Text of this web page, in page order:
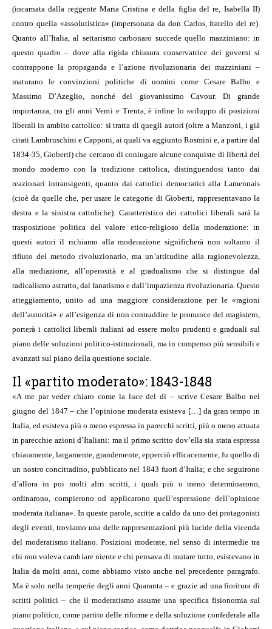
(incarnata dalla reggente Maria Cristina e della figlia del re, Isabella II)
contro quella «assolutistica» (impersonata da don Carlos, fratello del re).
Quanto all’Italia, al settarismo carbonaro succede quello mazziniano: in
questo quadro – dove alla rigida chiusura conservatrice dei governi si
contrappone la propaganda e l’azione rivoluzionaria dei mazziniani –
maturano le convinzioni politiche di uomini come Cesare Balbo e
Massimo D’Azeglio, nonché del giovanissimo Cavour. Di grande
importanza, tra gli anni Venti e Trenta, è infine lo sviluppo di posizioni
liberali in ambito cattolico: si tratta di quegli autori (oltre a Manzoni, i già
citati Lambruschini e Capponi, ai quali va aggiunto Rosmini e, a partire dal
1834-35, Gioberti) che cercano di coniugare alcune conquiste di libertà del
mondo moderno con la tradizione cattolica, distinguendosi tanto dai
reazionari intransigenti, quanto dai cattolici democratici alla Lamennais
(cioè da quelle che, per usare le categorie di Gioberti, rappresentavano la
destra e la sinistra cattoliche). Caratteristico dei cattolici liberali sarà la
trasposizione politica del valore etico-religioso della moderazione: in
questi autori il richiamo alla moderazione significherà non soltanto il
rifiuto del metodo rivoluzionario, ma un’attitudine alla ragionevolezza,
alla mediazione, all’operosità e al gradualismo che si distingue dal
radicalismo astratto, dal fanatismo e dall’impazienza rivoluzionaria. Questo
atteggiamento, unito ad una maggiore considerazione per le «ragioni
dell’autorità» e all’esigenza di non contraddire le pronunce del magistero,
porterà i cattolici liberali italiani ad essere molto prudenti e graduali sul
piano delle soluzioni politico-istituzionali, ma in compenso più sensibili e
avanzati sul piano della questione sociale.
Il «partito moderato»: 1843-1848
«A me par veder chiaro come la luce del dì – scrive Cesare Balbo nel
giugno del 1847 – che l’opinione moderata esisteva […] da gran tempo in
Italia, ed esisteva più o meno espressa in parecchi scritti, più o meno attuata
in parecchie azioni d’Italiani: ma il primo scritto dov’ella sia stata espressa
chiaramente, largamente, grandemente, epperciò efficacemente, fu quello di
un nostro concittadino, pubblicato nel 1843 fuori d’Italia; e che seguirono
d’allora in poi molti altri scritti, i quali più o meno determinarono,
ordinarono, compierono od applicarono quell’espressione dell’opinione
moderata italiana». In queste parole, scritte a caldo da uno dei protagonisti
degli eventi, troviamo una delle rappresentazioni più lucide della vicenda
del moderatismo italiano. Posizioni moderate, nel senso di intermedie tra
chi non voleva cambiare niente e chi pensava di mutare tutto, esistevano in
Italia da molti anni, come abbiamo visto anche nel precedente paragrafo.
Ma è solo nella temperie degli anni Quaranta – e grazie ad una fioritura di
scritti politici – che il moderatismo assume una specifica fisionomia sul
piano politico, come partito delle riforme e della soluzione confederale alla